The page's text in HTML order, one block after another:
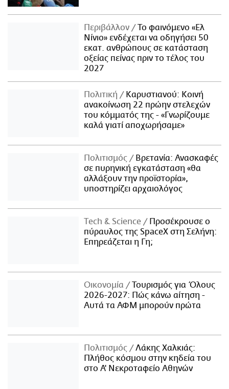
Περιβάλλον
Το φαινόμενο «Ελ
Νίνιο» ενδέχεται να οδηγήσει 50
εκατ. ανθρώπους σε κατάσταση
οξείας πείνας πριν το τέλος του
2027
Πολιτική
Καρυστιανού: Κοινή
ανακοίνωση 22 πρώην στελεχών
του κόμματός της - «Γνωρίζουμε
καλά γιατί αποχωρήσαμε»
Πολιτισμός
Βρετανία: Ανασκαφές
σε πυρηνική εγκατάσταση «θα
αλλάξουν την προϊστορία»,
υποστηρίζει αρχαιολόγος
Τech & Science
Προσέκρουσε ο
πύραυλος της SpaceX στη Σελήνη:
Επηρεάζεται η Γη;
Οικονομία
Τουρισμός για Όλους
2026-2027: Πώς κάνω αίτηση -
Αυτά τα ΑΦΜ μπορούν πρώτα
Πολιτισμός
Λάκης Χαλκιάς:
Πλήθος κόσμου στην κηδεία του
στο Α' Νεκροταφείο Αθηνών